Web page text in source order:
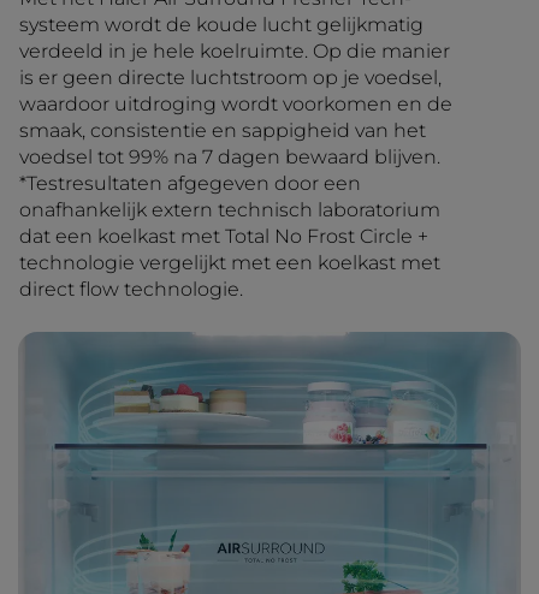
systeem wordt de koude lucht gelijkmatig
verdeeld in je hele koelruimte. Op die manier
is er geen directe luchtstroom op je voedsel,
waardoor uitdroging wordt voorkomen en de
smaak, consistentie en sappigheid van het
voedsel tot 99% na 7 dagen bewaard blijven.
*Testresultaten afgegeven door een
onafhankelijk extern technisch laboratorium
dat een koelkast met Total No Frost Circle +
technologie vergelijkt met een koelkast met
direct flow technologie.